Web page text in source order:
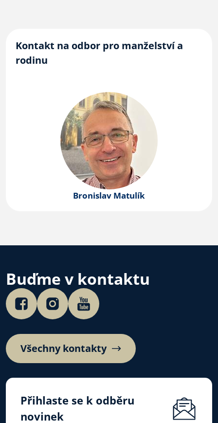
Kontakt na odbor pro manželství a
rodinu
Bronislav Matulík
Buďme v kontaktu
Všechny kontakty
Přihlaste se k odběru
novinek